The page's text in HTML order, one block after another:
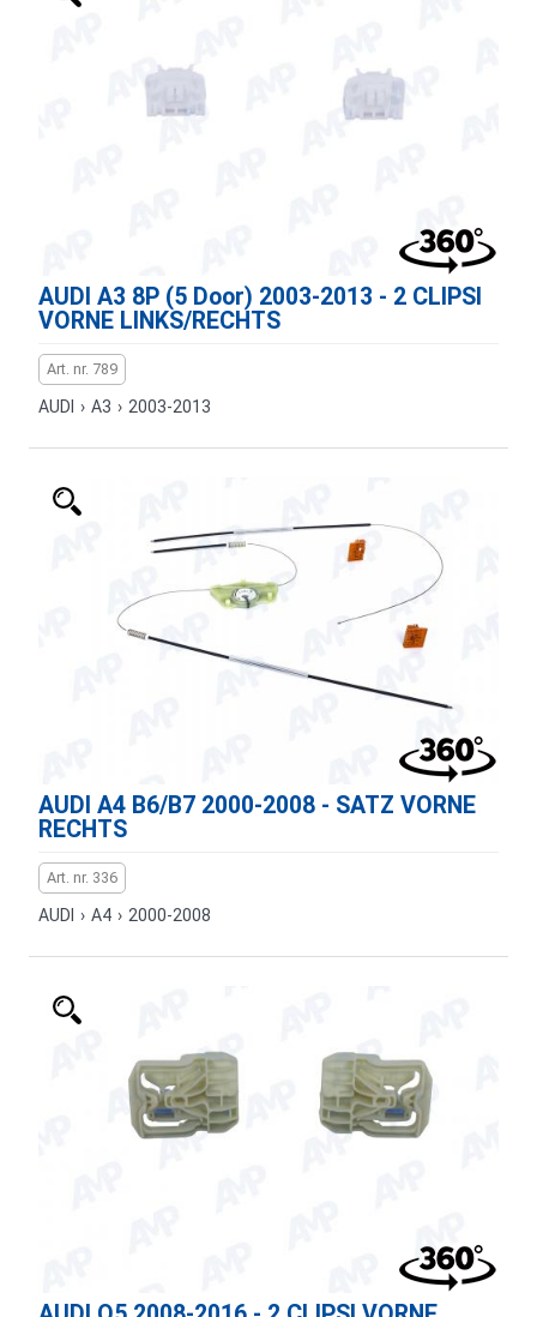
AUDI A3 8P (5 Door) 2003-2013 - 2 CLIPSI
VORNE LINKS/RECHTS
Art. nr. 789
AUDI › A3 › 2003-2013
AUDI A4 B6/B7 2000-2008 - SATZ VORNE
RECHTS
Art. nr. 336
AUDI › A4 › 2000-2008